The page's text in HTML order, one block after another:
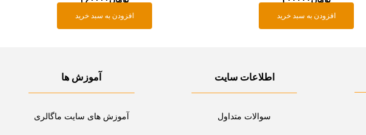
افزودن به سبد خرید افزودن به سبد خرید
اطلاعات سایت
سوالات متداول
آموزش ها
آموزش های سایت ماگالری